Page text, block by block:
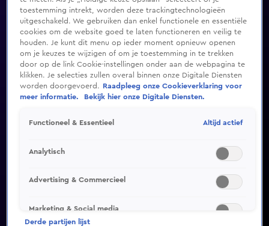
Video helaas niet gevonden
toestemming intrekt, worden deze trackingtechnologieën
uitgeschakeld. We gebruiken dan enkel functionele en essentiële
cookies om de website goed te laten functioneren en veilig te
houden. Je kunt dit menu op ieder moment opnieuw openen
om je keuzes te wijzigen of om je toestemming in te trekken
door op de link Cookie-instellingen onder aan de webpagina te
klikken. Je selecties zullen overal binnen onze Digitale Diensten
worden doorgevoerd.
Raadpleeg onze Cookieverklaring voor
meer informatie.
Bekijk hier onze Digitale Diensten.
Functioneel & Essentieel Altijd actief
Analytisch
Advertising & Commercieel
Marketing & Social media
Derde partijen lijst